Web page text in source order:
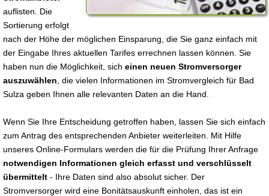
auflisten. Die
Sortierung erfolgt
nach der Höhe der möglichen Einsparung, die Sie ganz einfach mit
der Eingabe Ihres aktuellen Tarifes errechnen lassen können. Sie
haben nun die Möglichkeit, sich einen neuen Stromversorger
auszuwählen , die vielen Informationen im Stromvergleich für Bad
Sulza geben Ihnen alle relevanten Daten an die Hand.
Wenn Sie Ihre Entscheidung getroffen haben, lassen Sie sich einfach
zum Antrag des entsprechenden Anbieter weiterleiten. Mit Hilfe
unseres Online-Formulars werden die für die Prüfung Ihrer Anfrage
notwendigen Informationen gleich erfasst und verschlüsselt
übermittelt - Ihre Daten sind also absolut sicher. Der
Stromversorger wird eine Bonitätsauskunft einholen, das ist ein